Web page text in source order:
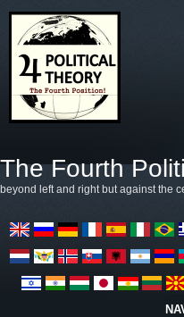
The Fourth
beyond left and right but against the